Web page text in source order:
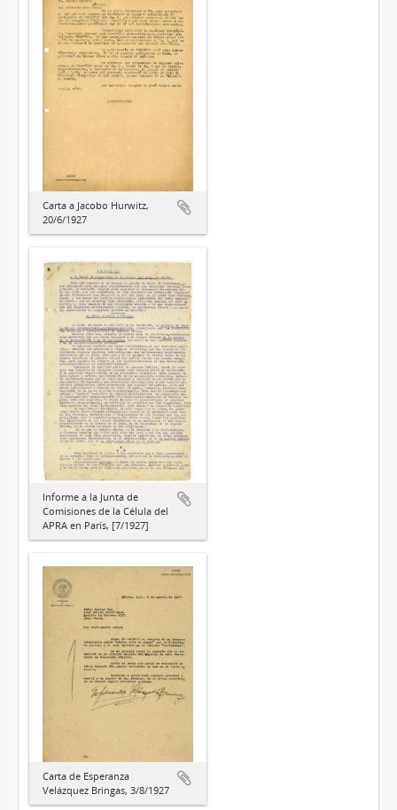
Carta a Jacobo Hurwitz,
20/6/1927
Informe a la Junta de
Comisiones de la Célula del
APRA en París, [7/1927]
Carta de Esperanza
Velázquez Bringas, 3/8/1927